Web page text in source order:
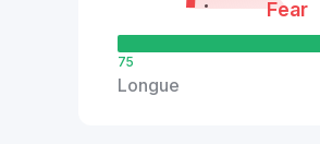
Fear
75
Longue